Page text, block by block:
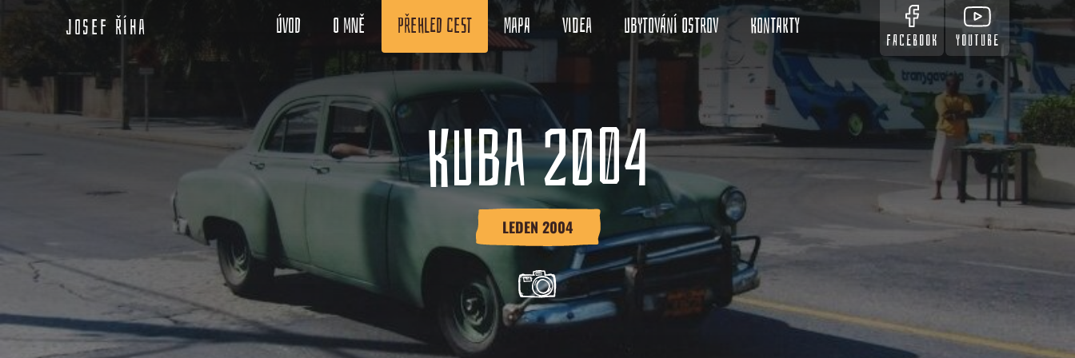
Josef Říha Úvod O mně Přehled cest Mapa Videa Ubytování ostrov Kontakty
FACEBOOK YOUTUBE
KUBA 2004
LEDEN 2004